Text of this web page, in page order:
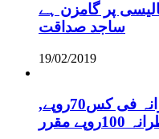
پر گامزن ہے
ساجد صداقت
19/02/2019
,گلگت،اہلسنت کیلئے فطرانہ فی کس70روپے
مقرر